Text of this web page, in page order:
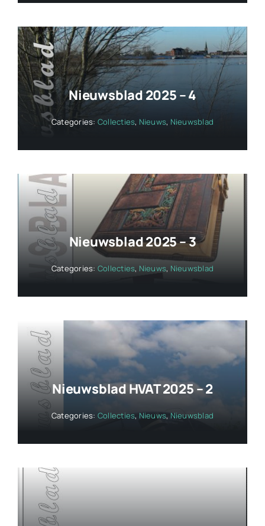
Nieuwsblad 2025 – 4
Categories: Collecties, Nieuws, Nieuwsblad
Nieuwsblad 2025 – 3
Categories: Collecties, Nieuws, Nieuwsblad
Nieuwsblad HVAT 2025 – 2
Categories: Collecties, Nieuws,Nieuwsblad